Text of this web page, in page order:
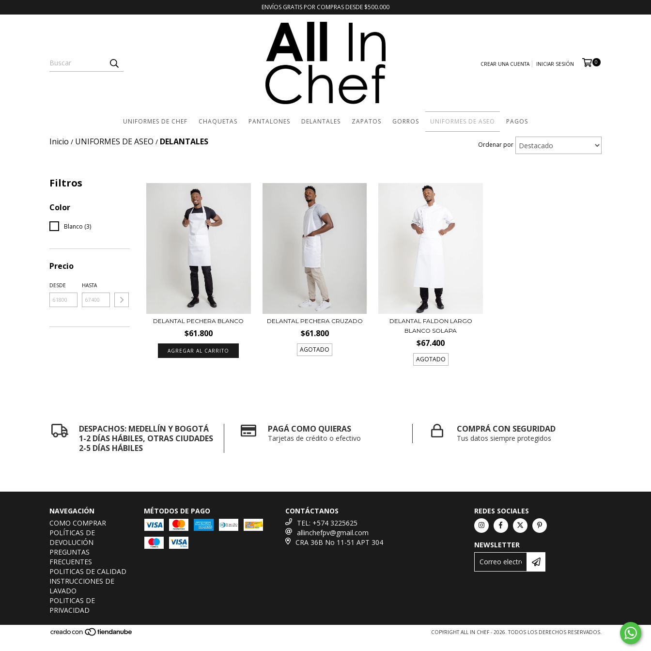
ENVÍOS GRATIS POR COMPRAS DESDE $500.000
CREAR UNA CUENTA INICIAR SESIÓN 0
UNIFORMES DE CHEF CHAQUETAS PANTALONES DELANTALES ZAPATOS GORROS UNIFORMES DE ASEO PAGOS
Inicio / UNIFORMES DE ASEO / DELANTALES Ordenar por
Filtros
Color
Blanco (3)
Precio
DESDE HASTA
DELANTAL PECHERA BLANCO
$61.800
AGREGAR AL CARRITO
DELANTAL PECHERA CRUZADO
$61.800
AGOTADO
DELANTAL FALDON LARGO
BLANCO SOLAPA
$67.400
AGOTADO
DESPACHOS: MEDELLÍN Y BOGOTÁ
1-2 DÍAS HÁBILES, OTRAS CIUDADES
2-5 DÍAS HÁBILES
PAGÁ COMO QUIERAS
Tarjetas de crédito o efectivo
COMPRÁ CON SEGURIDAD
Tus datos siempre protegidos
NAVEGACIÓN
COMO COMPRAR
POLÍTICAS DE
DEVOLUCIÓN
PREGUNTAS
FRECUENTES
POLITICAS DE CALIDAD
INSTRUCCIONES DE
LAVADO
POLITICAS DE
PRIVACIDAD
MÉTODOS DE PAGO
CONTÁCTANOS
TEL: +574 3225625
allinchefpv@gmail.com
CRA 36B No 11-51 APT 304
REDES SOCIALES
NEWSLETTER
COPYRIGHT ALL IN CHEF - 2026. TODOS LOS DERECHOS RESERVADOS.